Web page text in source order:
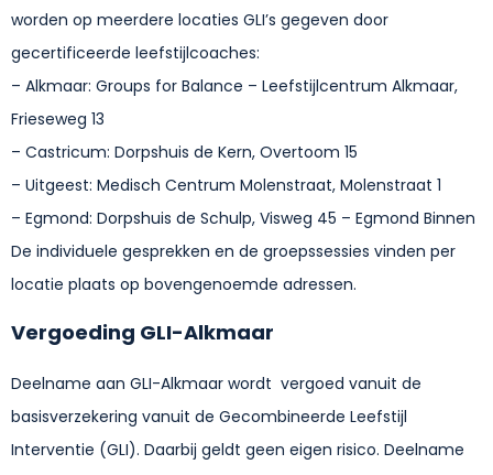
worden op meerdere locaties GLI’s gegeven door
gecertificeerde leefstijlcoaches:
– Alkmaar: Groups for Balance – Leefstijlcentrum Alkmaar,
Frieseweg 13
– Castricum: Dorpshuis de Kern, Overtoom 15
– Uitgeest: Medisch Centrum Molenstraat, Molenstraat 1
– Egmond: Dorpshuis de Schulp, Visweg 45 – Egmond Binnen
De individuele gesprekken en de groepssessies vinden per
locatie plaats op bovengenoemde adressen.
Vergoeding GLI-Alkmaar
Deelname aan GLI-Alkmaar wordt vergoed vanuit de
basisverzekering vanuit de Gecombineerde Leefstijl
Interventie (GLI). Daarbij geldt geen eigen risico. Deelname